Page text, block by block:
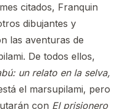
citados, Franquin
dibujantes y
las aventuras de
De todos ellos,
un relato en la selva,
el marsupilami, pero
con El prisionero